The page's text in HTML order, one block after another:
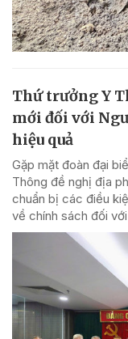
Thứ trưởng Y
mới đối với
hiệu quả
Gặp mặt đoàn đại
Thông đề nghị địa
chuẩn bị các điều
về chính sách đối